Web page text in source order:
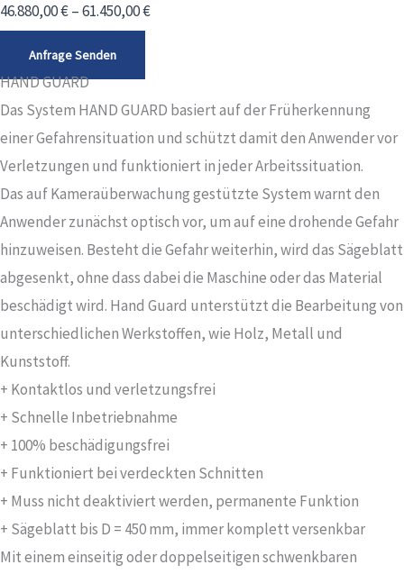
46.880,00€–61.450,00€
Anfrage Senden
HAND GUARD
Das System HAND GUARD basiert auf der Früherkennung
einer Gefahrensituation und schützt damit den Anwender vor
Verletzungen und funktioniert in jeder Arbeitssituation.
Das auf Kameraüberwachung gestützte System warnt den
Anwender zunächst optisch vor, um auf eine drohende Gefahr
hinzuweisen. Besteht die Gefahr weiterhin, wird das Sägeblatt
abgesenkt, ohne dass dabei die Maschine oder das Material
beschädigt wird. Hand Guard unterstützt die Bearbeitung von
unterschiedlichen Werkstoffen, wie Holz, Metall und
Kunststoff.
+ Kontaktlos und verletzungsfrei
+ Schnelle Inbetriebnahme
+ 100% beschädigungsfrei
+ Funktioniert bei verdeckten Schnitten
+ Muss nicht deaktiviert werden, permanente Funktion
+ Sägeblatt bis D = 450 mm, immer komplett versenkbar
Mit einem einseitig oder doppelseitigen schwenkbaren